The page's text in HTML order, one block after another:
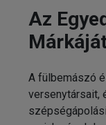
Az
A fülbemászó
versenytársait,